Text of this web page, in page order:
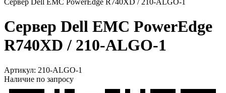
Сервер Dell EMC PowerEdge
R740XD / 210-ALGO-1
Артикул: 210-ALGO-1
Наличие по запросу